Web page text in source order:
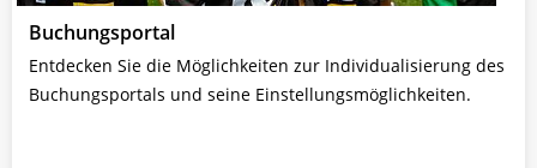
Buchungsportal
Entdecken Sie die Möglichkeiten zur Individualisierung des
Buchungsportals und seine Einstellungsmöglichkeiten.